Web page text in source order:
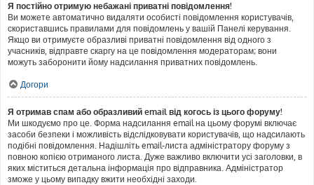
Я постійно отримую небажані приватні повідомлення!
Ви можете автоматично видаляти особисті повідомлення користувачів,
скориставшись правилами для повідомлень у вашій Панелі керування.
Якщо ви отримуєте образливі приватні повідомлення від одного з
учасників, відправте скаргу на це повідомлення модераторам; вони
можуть заборонити йому надсилання приватних повідомлень.
Догори
Я отримав спам або образливий email від когось із цього форуму!
Ми шкодуємо про це. Форма надсилання email на цьому форумі включає
засоби безпеки і можливість відслідковувати користувачів, що надсилають
подібні повідомлення. Надішліть email-листа адміністратору форуму з
повною копією отриманого листа. Дуже важливо включити усі заголовки, в
яких міститься детальна інформація про відправника. Адміністратор
зможе у цьому випадку вжити необхідні заходи.